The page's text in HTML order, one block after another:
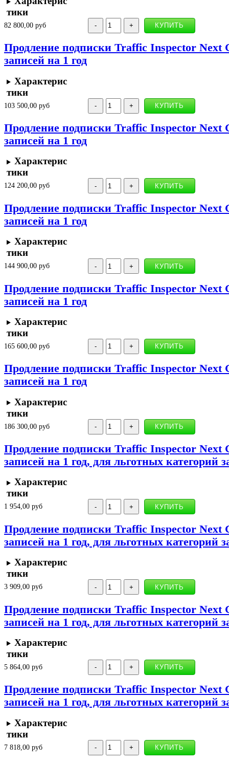
тики
82 800,00 руб
Продление подписки Traffic Inspector Next
записей на 1 год
Характерис
тики
103 500,00 руб
Продление подписки Traffic Inspector Next
записей на 1 год
Характерис
тики
124 200,00 руб
Продление подписки Traffic Inspector Next
записей на 1 год
Характерис
тики
144 900,00 руб
Продление подписки Traffic Inspector Next
записей на 1 год
Характерис
тики
165 600,00 руб
Продление подписки Traffic Inspector Next
записей на 1 год
Характерис
тики
186 300,00 руб
Продление подписки Traffic Inspector Next
записей на 1 год, для льготных категорий
Характерис
тики
1 954,00 руб
Продление подписки Traffic Inspector Next
записей на 1 год, для льготных категорий
Характерис
тики
3 909,00 руб
Продление подписки Traffic Inspector Next
записей на 1 год, для льготных категорий
Характерис
тики
5 864,00 руб
Продление подписки Traffic Inspector Next
записей на 1 год, для льготных категорий
Характерис
тики
7 818,00 руб